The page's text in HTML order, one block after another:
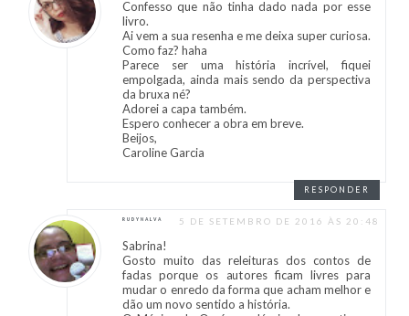
Confesso que não tinha dado nada por esse
livro.
Ai vem a sua resenha e me deixa super curiosa.
Como faz? haha
Parece ser uma história incrível, fiquei
empolgada, ainda mais sendo da perspectiva
da bruxa né?
Adorei a capa também.
Espero conhecer a obra em breve.
Beijos,
Caroline Garcia
RESPONDER
RUDYNALVA 5 DE SETEMBRO DE 2016 ÀS 20:48
Sabrina!
Gosto muito das releituras dos contos de
fadas porque os autores ficam livres para
mudar o enredo da forma que acham melhor e
dão um novo sentido a história.